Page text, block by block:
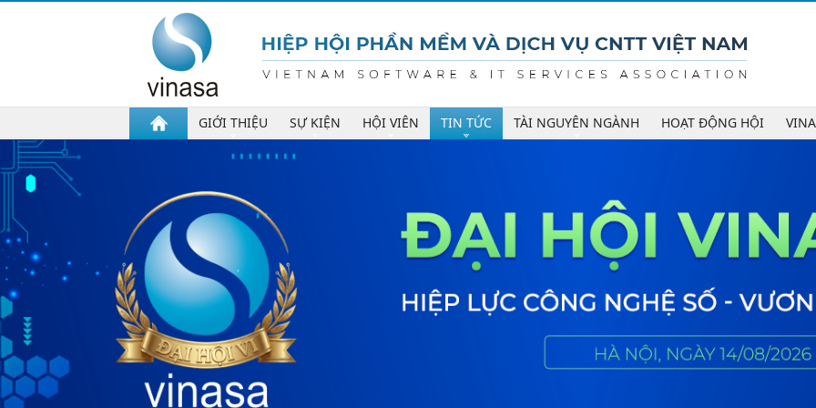
GIỚI THIỆU SỰ KIỆN HỘI VIÊN TIN TỨC TÀI NGUYÊN NGÀNH HOẠT ĐỘNG HỘI